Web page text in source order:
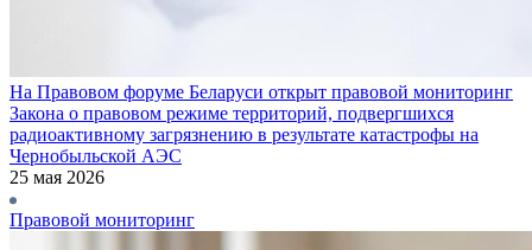
На Правовом форуме Беларуси открыт правовой мониторинг
Закона о правовом режиме территорий, подвергшихся
радиоактивному загрязнению в результате катастрофы на
Чернобыльской АЭС
25 мая 2026
Правовой мониторинг